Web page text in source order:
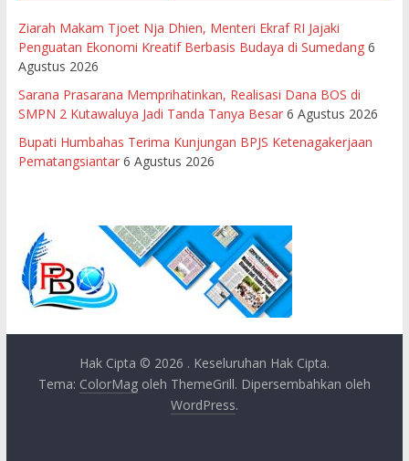
Ziarah Makam Tjoet Nja Dhien, Menteri Ekraf RI Jajaki
Penguatan Ekonomi Kreatif Berbasis Budaya di Sumedang 6
Agustus 2026
Sarana Prasarana Memprihatinkan, Realisasi Dana BOS di
SMPN 2 Kutawaluya Jadi Tanda Tanya Besar 6 Agustus 2026
Bupati Humbahas Terima Kunjungan BPJS Ketenagakerjaan
Pematangsiantar 6 Agustus 2026
Hak Cipta © 2026 . Keseluruhan Hak Cipta.
Tema: ColorMagoleh ThemeGrill. Dipersembahkan oleh
WordPress.